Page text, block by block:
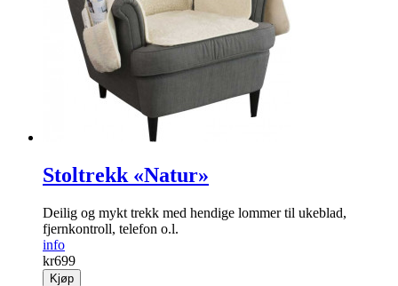
Stoltrekk «Natur»
Deilig og mykt trekk med hendige lommer til ukeblad,
fjernkontroll, telefon o.l.
info
kr699
Kjøp